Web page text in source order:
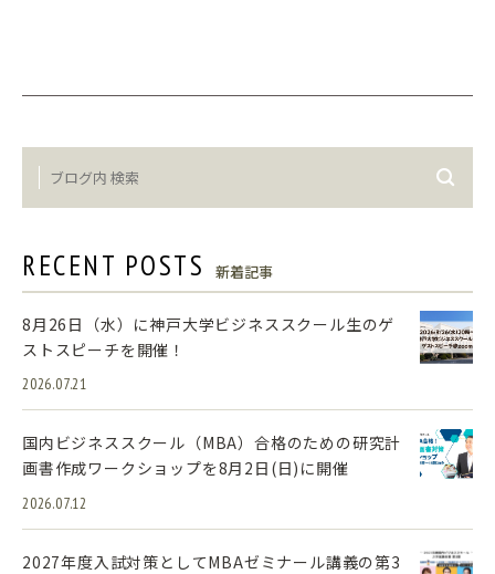
RECENT POSTS 新着記事
8月26日（水）に神戸大学ビジネススクール生のゲ
ストスピーチを開催！
2026.07.21
国内ビジネススクール（MBA）合格のための研究計
画書作成ワークショップを8月2日(日)に開催
2026.07.12
2027年度入試対策としてMBAゼミナール講義の第3